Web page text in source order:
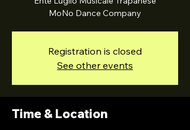
MoNo Dance Company
Registration is closed
See other events
Time & Location